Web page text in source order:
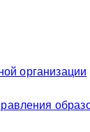
организации